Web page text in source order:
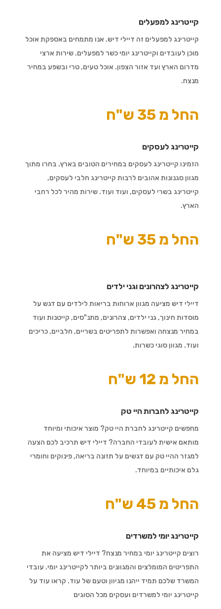
קייטרינג למפעלים
קייטרינג למפעלים זה דיילי דיש. אנו מתמחים באספקת אוכל
מוכן לעובדים וקייטרינג יומי כשר למפעלים. שירות ארצי
מדרום הארץ ועד אזור הצפון. אוכל טעים, טרי ובשפע במחיר
מנצח.
החל מ 35 ש"ח
קייטרינג לעסקים
הזמינו קייטרינג לעסקים במחירים הטובים בארץ. בחרו מתוך
מגוון סגנונות אהובים לרבות קייטרינג חלבי לעסקים,
קייטרינג בשרי לעסקים, ועוד ועוד. שירות מהיר לכל רחבי
הארץ.
החל מ 35 ש"ח
קייטרינג לצהרונים וגני ילדים
דיילי דיש מציעה מגוון ארוחות בריאות לילדים עם דגש על
מוסדות חינוך, גני ילדים, צהרונים, מתנ"סים, קייטנות ועוד
במחיר מנצחה ואפשרות לתפריטים בשריים, חלביים, כריכים
ועוד. מגוון סוגי כשרות.
החל מ 12 ש"ח
קייטרינג לחברות היי טק
מחפשים קייטרינג לחברת היי טק? מוצר איכותי ומיוחד
מותאם אישית לעובדי החברה? דיילי דיש תרכיב לכם הצעה
למגזר ההיי טק עם דגשים על תזונה בריאה, פינוקים וחומרי
גלם איכותיים במיוחד.
החל מ 45 ש"ח
קייטרינג יומי למשרדים
רוצים קייטרינג יומי במחיר מנצח? דיילי דיש מציעה את
התפריטים המומלצים והמגוונים ביותר לקייטרינג יומי. עובדי
המשרד שלכם תמיד ייהנו מגיוון וטעם של עוד. קראו עוד על
קייטרינג יומי למשרדים ועסקים מכל הסוגים